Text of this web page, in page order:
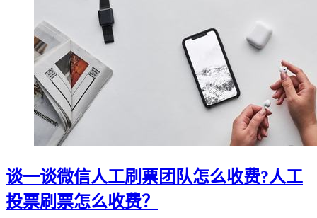
谈一谈微信人工刷票团队怎么收费?人工
投票刷票怎么收费？